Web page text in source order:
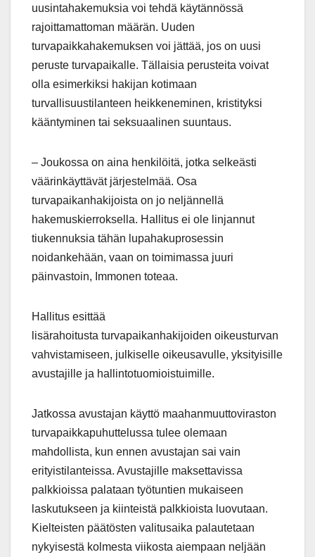
uusintahakemuksia voi tehdä käytännössä
rajoittamattoman määrän. Uuden
turvapaikkahakemuksen voi jättää, jos on uusi
peruste turvapaikalle. Tällaisia perusteita voivat
olla esimerkiksi hakijan kotimaan
turvallisuustilanteen heikkeneminen, kristityksi
kääntyminen tai seksuaalinen suuntaus.
– Joukossa on aina henkilöitä, jotka selkeästi
väärinkäyttävät järjestelmää. Osa
turvapaikanhakijoista on jo neljännellä
hakemuskierroksella. Hallitus ei ole linjannut
tiukennuksia tähän lupahakuprosessin
noidankehään, vaan on toimimassa juuri
päinvastoin, Immonen toteaa.
Hallitus esittää
lisärahoitusta turvapaikanhakijoiden oikeusturvan
vahvistamiseen, julkiselle oikeusavulle, yksityisille
avustajille ja hallintotuomioistuimille.
Jatkossa avustajan käyttö maahanmuuttoviraston
turvapaikkapuhuttelussa tulee olemaan
mahdollista, kun ennen avustajan sai vain
erityistilanteissa. Avustajille maksettavissa
palkkioissa palataan työtuntien mukaiseen
laskutukseen ja kiinteistä palkkioista luovutaan.
Kielteisten päätösten valitusaika palautetaan
nykyisestä kolmesta viikosta aiempaan neljään